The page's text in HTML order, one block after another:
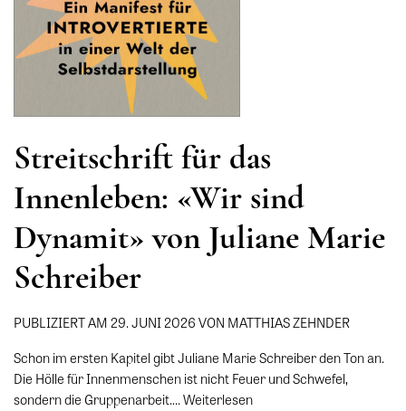
Streitschrift für das
Innenleben: «Wir sind
Dynamit» von Juliane Marie
Schreiber
PUBLIZIERT AM 29. JUNI 2026 VON MATTHIAS ZEHNDER
Schon im ersten Kapitel gibt Juliane Marie Schreiber den Ton an.
Die Hölle für Innenmenschen ist nicht Feuer und Schwefel,
sondern die Gruppenarbeit.…Weiterlesen